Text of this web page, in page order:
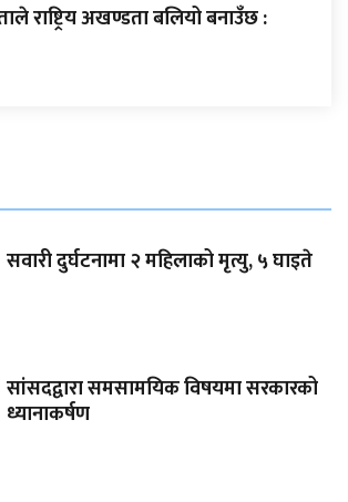
राष्ट्रिय अखण्डता बलियो बनाउँछ :
सवारी दुर्घटनामा २ महिलाको मृत्यु, ५ घाइते
सांसदद्वारा समसामयिक विषयमा सरकारको
ध्यानाकर्षण